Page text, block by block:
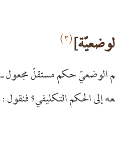
(٢)
الوضعيّ حكم مستقلّ مجعول ـ
إلى الحكم التكليفي؟ فنقول :